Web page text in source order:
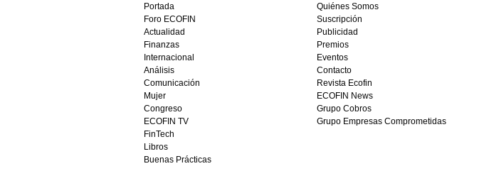
mejor
bono
sin
depósito
casino
en
España,
visita
este
sitio
restaurantedonmauro.es
y
Portada
Foro ECOFIN
Actualidad
Finanzas
Internacional
Análisis
Comunicación
Mujer
Congreso
ECOFIN TV
FinTech
Libros
Buenas Prácticas
Quiénes Somos
Suscripción
Publicidad
Premios
Eventos
Contacto
Revista Ecofin
ECOFIN News
Grupo Cobros
Grupo Empresas Comprometidas